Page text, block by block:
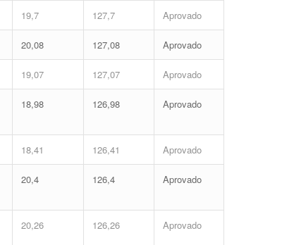
19,7 127,7 Aprovado
20,08 127,08 Aprovado
19,07 127,07 Aprovado
18,98 126,98 Aprovado
18,41 126,41 Aprovado
20,4 126,4 Aprovado
20,26 126,26 Aprovado